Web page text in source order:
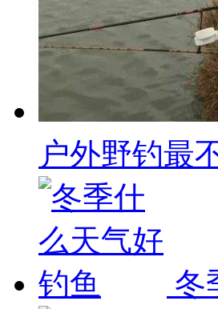
户外野钓最
冬